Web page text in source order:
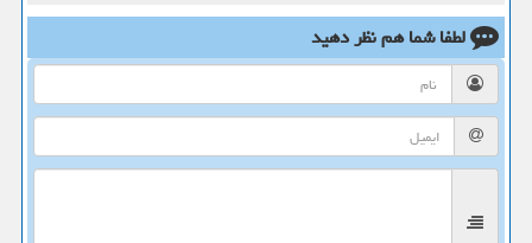
لطفا شما همنظر دهید